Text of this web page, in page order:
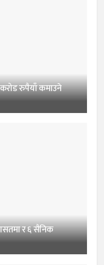
करोड रुपैयाँ कमाउने
र ६ सैनिक